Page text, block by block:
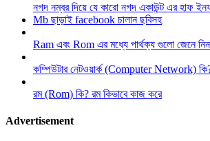
নগদ নম্বর দিয়ে যে কারো নগদ একাউন্ট এর হাফ
Mb ছাড়াই facebook চালান ছবিসহ
Ram এবং Rom এর মধ্যে পার্থক্য গুলো জেনে নিন
কম্পিউটার নেটওয়ার্ক (Computer Network)
রম (Rom) কি? রম কিভাবে কাজ করে
Advertisement